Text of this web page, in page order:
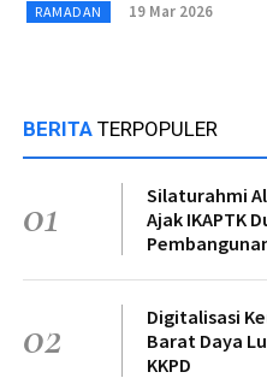
RAMADAN 19 Mar 2026
BERITA TERPOPULER
01
Silaturahmi
Ajak IKAPTK
02
Digitalisasi
Barat Daya
KKPD